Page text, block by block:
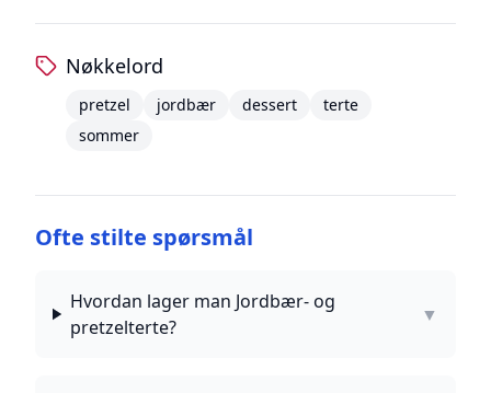
Nøkkelord
pretzel jordbær dessert
terte
sommer
Ofte stilte spørsmål
Hvordan lager man Jordbær- og
pretzelterte?
▼